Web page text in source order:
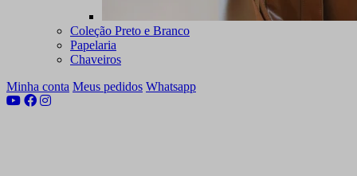
Coleção Preto e Branco
Papelaria
Chaveiros
Minha conta Meus pedidos Whatsapp